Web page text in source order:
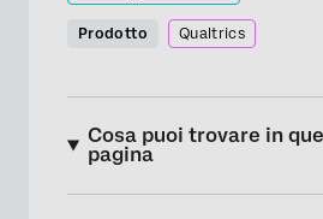
Prodotto Qualtrics
Cosa puoi trovare in
pagina